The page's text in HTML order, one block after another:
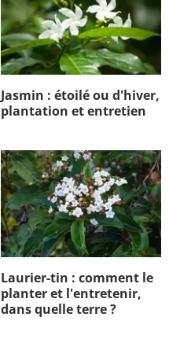
Jasmin : étoilé ou d'hiver,
plantation et entretien
Laurier-tin : comment le
planter et l'entretenir,
dans quelle terre ?